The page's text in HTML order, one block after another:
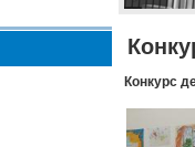
Конкурс